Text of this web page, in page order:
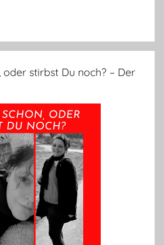
oder stirbst Du noch? – Der